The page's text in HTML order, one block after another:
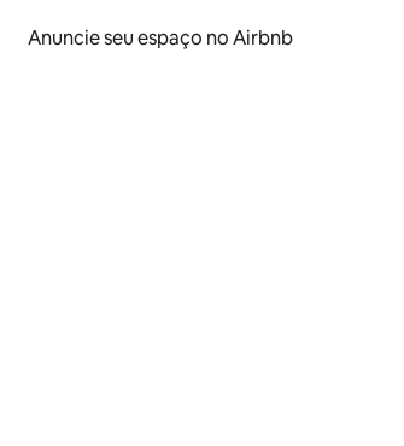
Anuncie seu espaço no Airbnb
na tela.